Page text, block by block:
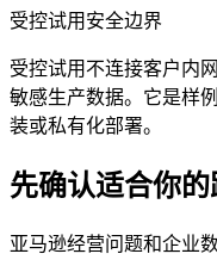
受控试用安全边界
受控试用不连接客户内
敏感生产数据。它是样
装或私有化部署。
先确认适合你的
亚马逊经营问题和企业